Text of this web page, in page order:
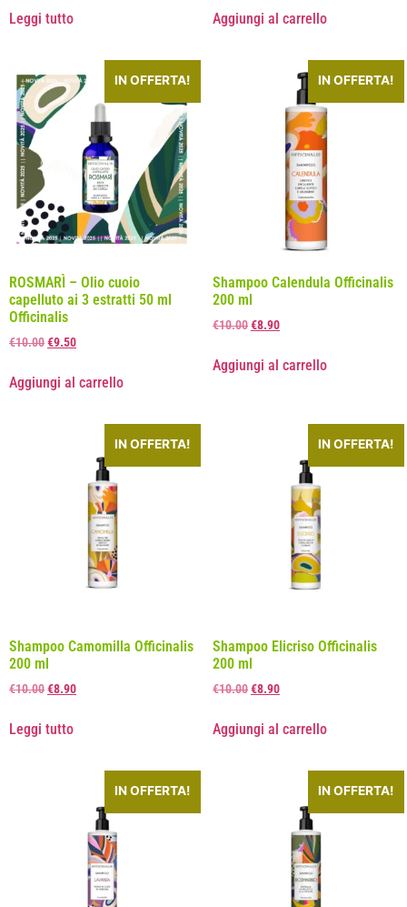
Leggi tutto Aggiungi al carrello
IN OFFERTA!
ROSMARÌ – Olio cuoio
capelluto ai 3 estratti 50 ml
Officinalis
€10.00€9.50
Aggiungi al carrello
IN OFFERTA!
Shampoo Calendula Officinalis
200 ml
€10.00€8.90
Aggiungi al carrello
IN OFFERTA!
Shampoo Camomilla Officinalis
200 ml
€10.00€8.90
Leggi tutto
IN OFFERTA!
Shampoo Elicriso Officinalis
200 ml
€10.00€8.90
Aggiungi al carrello
IN OFFERTA! IN OFFERTA!